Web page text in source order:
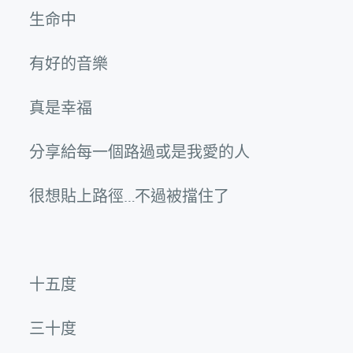
生命中
有好的音樂
真是幸福
分享給每一個路過或是我愛的人
很想貼上路徑…不過被擋住了
十五度
三十度